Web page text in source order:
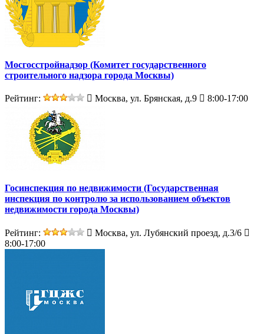
Мосгосстройнадзор (Комитет государственного
строительного надзора города Москвы)
Рейтинг: Москва, ул. Брянская, д.9 8:00-17:00
Госинспекция по недвижимости (Государственная
инспекция по контролю за использованием объектов
недвижимости города Москвы)
Рейтинг:
Москва, ул. Лубянский проезд, д.3/6
8:00-17:00